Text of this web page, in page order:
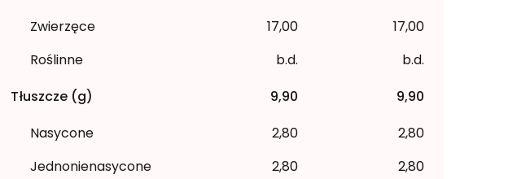
Zwierzęce
17,00
17,00
Roślinne
b.d.
b.d.
Tłuszcze (g)
9,90
9,90
Nasycone
2,80
2,80
Jednonienasycone
2,80
2,80